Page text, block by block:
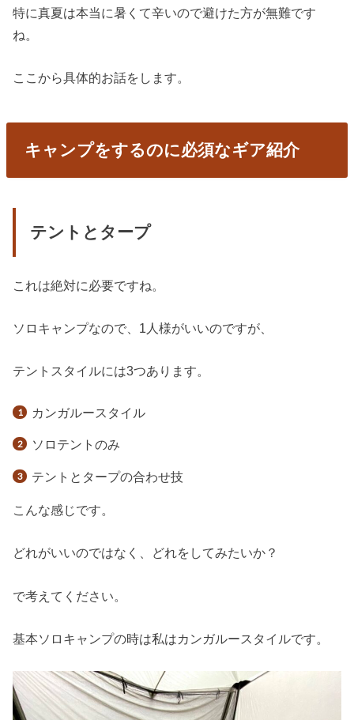
特に真夏は本当に暑くて辛いので避けた方が無難です
ね。
ここから具体的お話をします。
キャンプをするのに必須なギア紹介
テントとタープ
これは絶対に必要ですね。
ソロキャンプなので、1人様がいいのですが、
テントスタイルには3つあります。
カンガルースタイル
ソロテントのみ
テントとタープの合わせ技
こんな感じです。
どれがいいのではなく、どれをしてみたいか？
で考えてください。
基本ソロキャンプの時は私はカンガルースタイルです。